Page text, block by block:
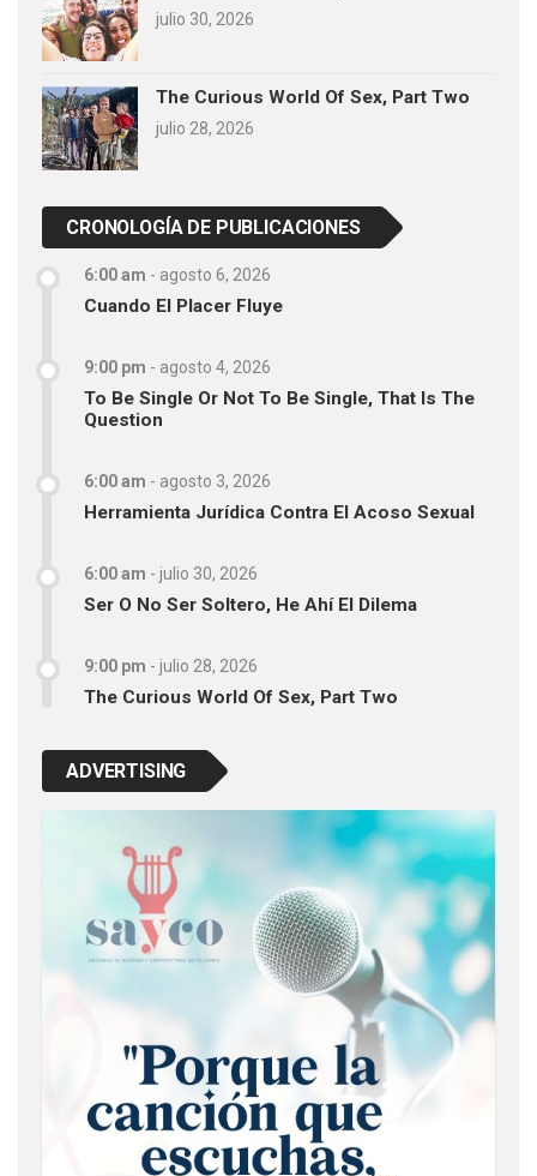
julio 30, 2026
The Curious World Of Sex, Part Two
julio 28, 2026
CRONOLOGÍA DE PUBLICACIONES
6:00 am - agosto 6, 2026
Cuando El Placer Fluye
9:00 pm - agosto 4, 2026
To Be Single Or Not To Be Single, That Is The
Question
6:00 am - agosto 3, 2026
Herramienta Jurídica Contra El Acoso Sexual
6:00 am - julio 30, 2026
Ser O No Ser Soltero, He Ahí El Dilema
9:00 pm - julio 28, 2026
The Curious World Of Sex, Part Two
ADVERTISING